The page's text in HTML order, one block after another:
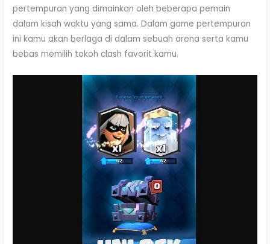
pertempuran yang dimainkan oleh beberapa pemain
dalam kisah waktu yang sama. Dalam game pertempuran
ini kamu akan berlaga di dalam sebuah arena serta kamu
bebas memilih tokoh clash favorit kamu.